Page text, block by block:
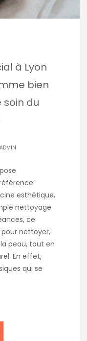
à Lyon
bien
soin du
ADMIN
esthétique,
nettoyage
ce
nettoyer,
peau, tout en
En effet,
qui se